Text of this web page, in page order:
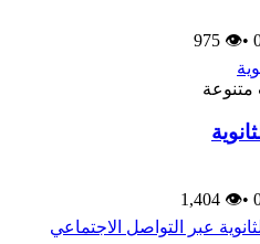
•
👁 975
متنوعة
•
👁 1,404